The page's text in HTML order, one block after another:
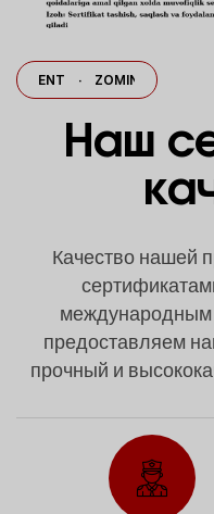
· ZOMIN CEMENT
Наш
Качество нашей
международным
предоставляем
прочный и